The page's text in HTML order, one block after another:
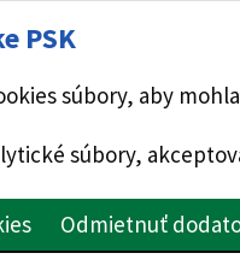
PSK
súbory, aby
súbory,
Odmietnuť